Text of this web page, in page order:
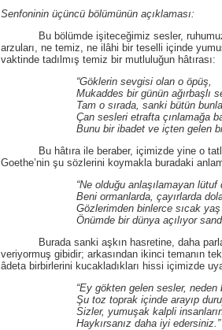
Senfoninin üçüncü bölümünün açıklaması:
Bu bölümde işiteceğimiz sesler, ruhumuza
arzuları, ne temiz, ne ilâhi bir teselli içinde
vaktinde tadılmış temiz bir mutluluğun hâtırası:
“Göklerin sevgisi olan o öpüş,
Mukaddes bir günün ağırbaşlı
Tam o sırada, sanki bütün bunları
Çan sesleri etrafta çınlamağa
Bunu bir ibadet ve içten gelen bir
Bu hâtıra ile beraber, içimizde yine o tatlı
Goethe’nin şu sözlerini koymakla buradaki
“Ne olduğu anlaşılamayan lütuf
Beni ormanlarda, çayırlarda
Gözlerimden binlerce sıcak yaş
Önümde bir dünya açılıyor
Burada sanki aşkın hasretine, daha parlak
veriyormuş gibidir; arkasından ikinci temanın
âdeta birbirlerini kucakladıkları hissi içimizde
“Ey gökten gelen sesler, neden
Şu toz toprak içinde arayıp
Sizler, yumuşak kalpli insanların
Haykırsanız daha iyi edersiniz.”